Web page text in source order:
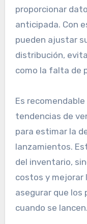
proporcionar
anticipada. Con
pueden ajustar
distribución,
como la falta de
Es
tendencias de
para estimar la
lanzamientos.
del inventario,
costos y mejorar
asegurar que los
cuando se lancen.